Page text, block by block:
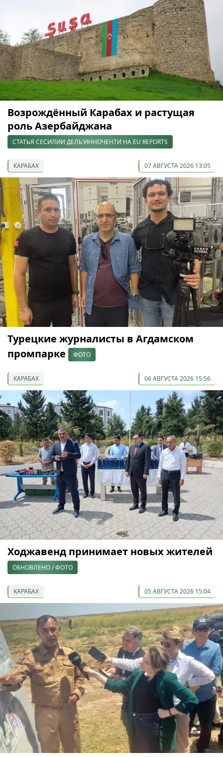
Возрождённый Карабах и растущая
роль Азербайджана
СТАТЬЯ СЕСИЛИИ ДЕЛЬ’ИННОЧЕНТИ НА EU REPORTS
КАРАБАХ 07 АВГУСТА 2026 13:05
Турецкие журналисты в Агдамском
промпарке
ФОТО
КАРАБАХ 06 АВГУСТА 2026 15:56
Ходжавенд принимает новых жителей
ОБНОВЛЕНО / ФОТО
КАРАБАХ 05 АВГУСТА 2026 15:04